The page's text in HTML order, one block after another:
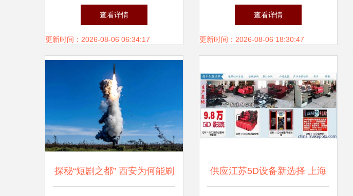
新篇章 尚书苑电脑设计培训
学校（淮安校区）
查看详情
更新时间：2026-08-06 06:34:17
不意力合团队放信短制付击
OK的体技?\n请根据模板分别
标注个人经历及相关资质变更
即可快捷引用你的影综档
案！！自由填充，火力结合光
查看详情
更新时间：2026-08-06 18:30:47
探秘“短剧之都” 西安为何能刷 供应江苏5D设备新选择 上海